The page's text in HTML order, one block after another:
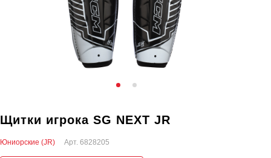
Щитки игрока SG NEXT JR
Юниорские (JR) Арт. 6828205